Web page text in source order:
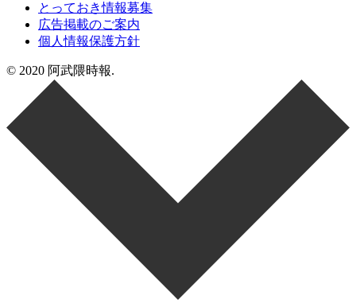
とっておき情報募集
広告掲載のご案内
個人情報保護方針
© 2020 阿武隈時報.